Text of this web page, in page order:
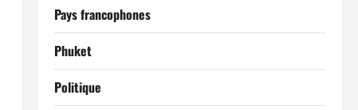
Pays francophones
Phuket
Politique